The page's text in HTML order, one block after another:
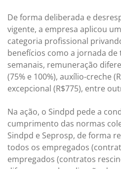
De forma deliberada e
vigente, a empresa aplicou
categoria profissional
benefícios como a jornada
semanais, remuneração
(75% e 100%), auxílio-creche
excepcional (R$775), entre
Na ação, o Sindpd pede a
cumprimento das normas
Sindpd e Seprosp, de forma
todos os empregados
empregados (contratos